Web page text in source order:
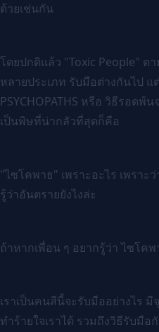
ด้วยเช่นกัน
โดยปกติแล้ว "Toxic People" ต
หลายประเภท รับมือต่างกันไป แ
PSYCHOPATHS หรือ วิธีรอด
เป็นพิษที่น่ากลัวที่สุดก็คือ
"ไซโคพาธ" เพราะอะไร เพราะ
รู้ว่าอันตรายยังไงล่ะ
ถ้าหากเพื่อน ๆ อยากรู้ว่า ไซโค
เราเป็นคนสีนี้จะรับมืออย่างไร
ทำร้ายใจเราได้ รวมถึงวิธีรับมือ